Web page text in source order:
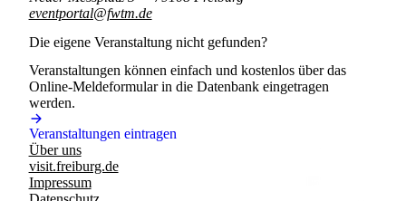
eventportal@fwtm.de
Die eigene Veranstaltung nicht gefunden?
Veranstaltungen können einfach und kostenlos über das
Online-Meldeformular in die Datenbank eingetragen
werden.
Veranstaltungen eintragen
Über uns
visit.freiburg.de
Impressum